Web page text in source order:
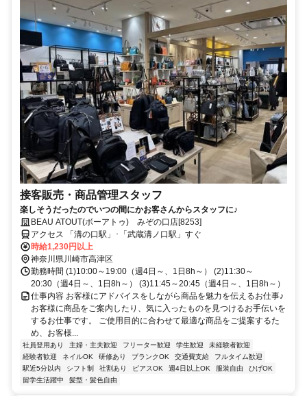
接客販売・商品管理スタッフ
楽しそうだったのでいつの間にかお客さんからスタッフに♪
BEAU ATOUT(ボーアトゥ) みぞの口店[8253]
アクセス 「溝の口駅」･「武蔵溝ノ口駅」すぐ
時給1,230円以上
神奈川県川崎市高津区
勤務時間 (1)10:00～19:00（週4日～、1日8h～） (2)11:30～
20:30（週4日～、1日8h～） (3)11:45～20:45（週4日～、1日8h～）
仕事内容 お客様にアドバイスをしながら商品を魅力を伝えるお仕事♪
お客様に商品をご案内したり、気に入ったものを見つけるお手伝いを
するお仕事です。 ご使用目的に合わせて最適な商品をご提案するた
め、お客様...
社員登用あり 主婦・主夫歓迎 フリーター歓迎 学生歓迎
未経験者歓迎
経験者歓迎
ネイルOK 研修あり ブランクOK 交通費支給
フルタイム歓迎
駅近5分以内
シフト制 社割あり ピアスOK 週4日以上OK 服装自由
ひげOK
留学生活躍中
髪型・髪色自由